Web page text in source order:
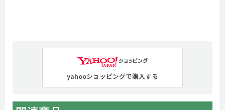
yahooショッピングで購入する